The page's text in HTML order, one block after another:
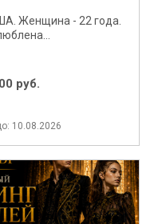
Женщина - 22 года.
руб.
10.08.2026